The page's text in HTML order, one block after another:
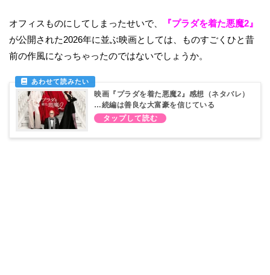
オフィスものにしてしまったせいで、
『プラダを着た悪魔2』
が公開された2026年に並ぶ映画としては、ものすごくひと昔
前の作風になっちゃったのではないでしょうか。
映画『プラダを着た悪魔2』感想（ネタバレ）
…続編は善良な大富豪を信じている